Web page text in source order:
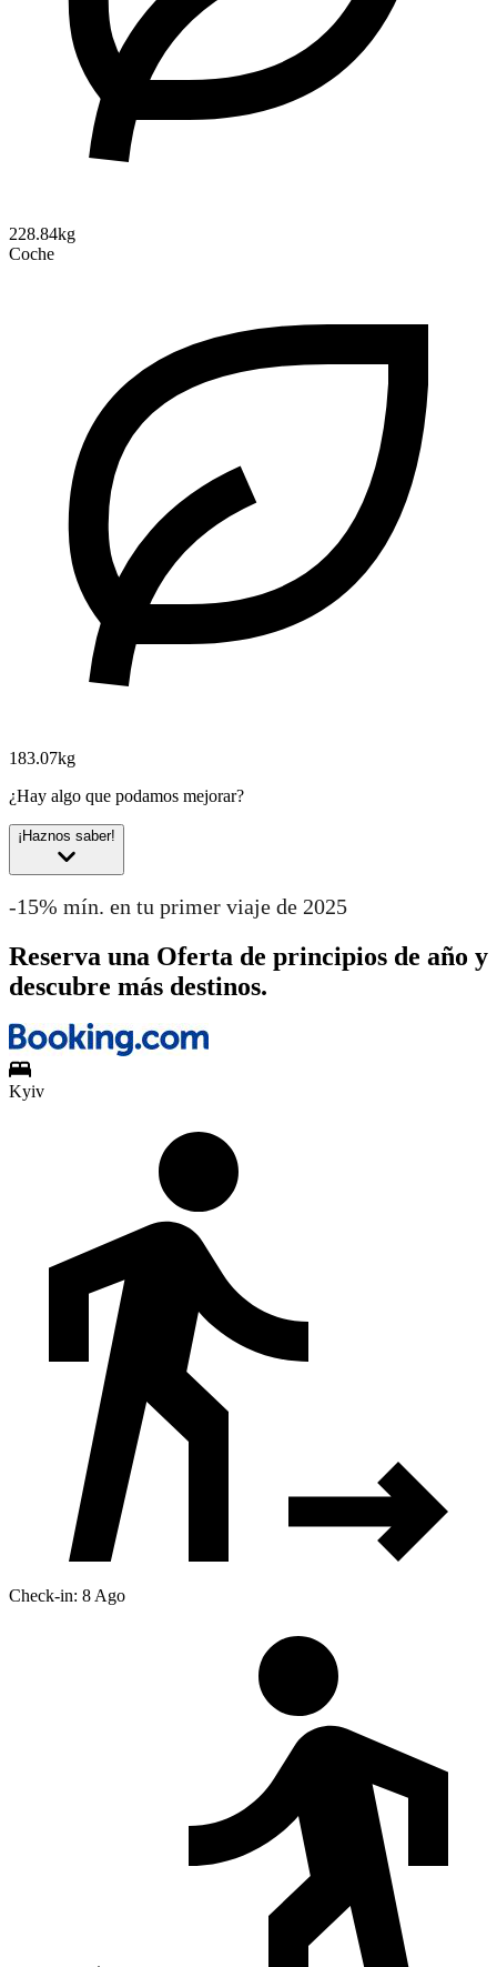
228.84kg
Coche
183.07kg
¿Hay algo que podamos mejorar?
¡Haznos saber!
-15% mín. en tu primer viaje de 2025
Reserva una Oferta de principios de año y
descubre más destinos.
Kyiv
Check-in: 8 Ago